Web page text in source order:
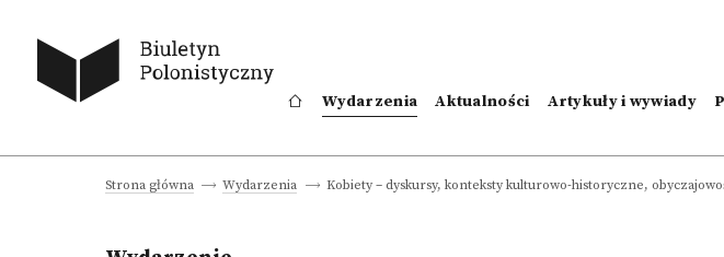
Wydarzenia Aktualności Artykuły i wywiady
Strona główna Wydarzenia Kobiety – dyskursy, konteksty kulturowo-historyczne,